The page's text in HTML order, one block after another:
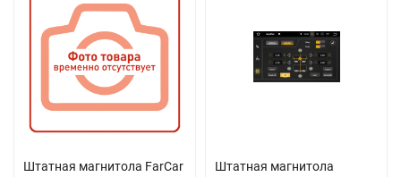
Штатная магнитола FarCar
Штатная магнитола